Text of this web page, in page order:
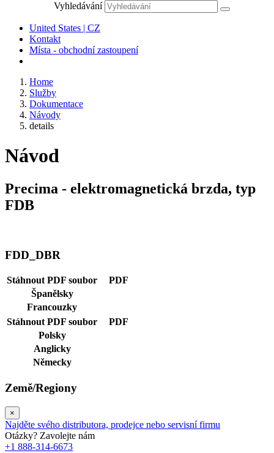
Vyhledávání
United States | CZ
Kontakt
Místa - obchodní zastoupení
Home
Služby
Dokumentace
Návody
details
Návod
Precima - elektromagnetická brzda, typ
FDB
FDD_DBR
Stáhnout PDF soubor
PDF
Španělsky
Francouzky
Stáhnout PDF soubor
PDF
Polsky
Anglicky
Německy
Země/Regiony
×
Najděte svého distributora, prodejce nebo servisní firmu
Otázky? Zavolejte nám
+1 888-314-6673